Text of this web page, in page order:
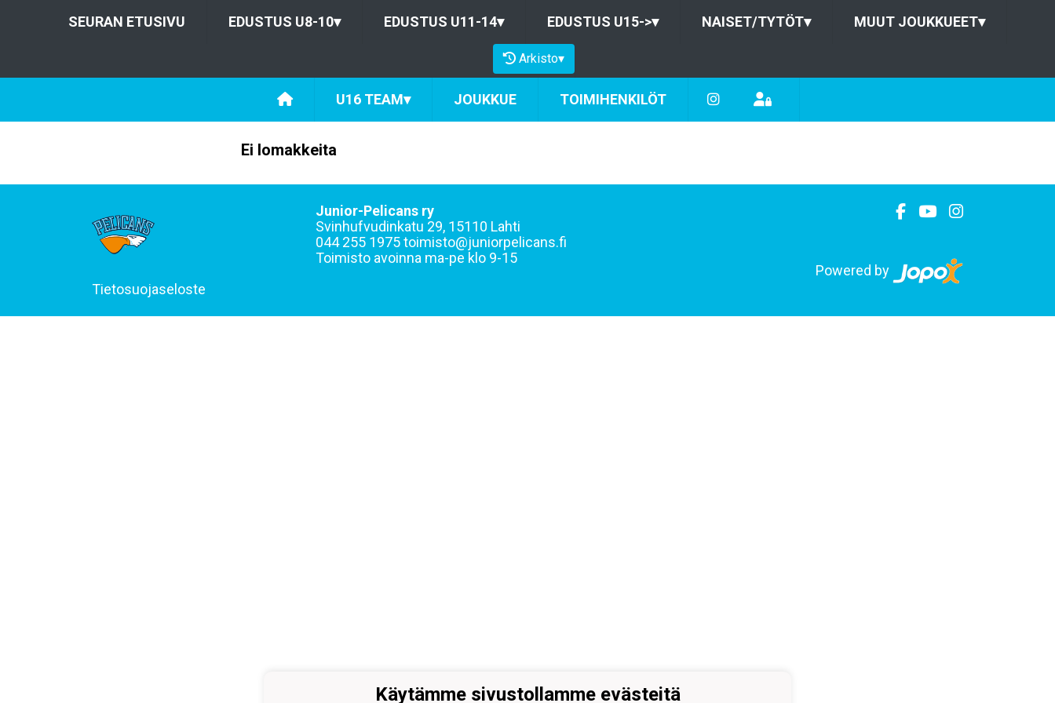
SEURAN ETUSIVU EDUSTUS U8-10▾ EDUSTUS U11-14▾ EDUSTUS U15->▾ NAISET/TYTÖT▾ MUUT JOUKKUEET▾
Arkisto▾
U16 TEAM▾ JOUKKUE TOIMIHENKILÖT
Ei lomakkeita
Tietosuojaseloste
Junior-Pelicans ry
Svinhufvudinkatu 29, 15110 Lahti
044 255 1975 toimisto@juniorpelicans.fi
Toimisto avoinna ma-pe klo 9-15
Powered by
Käytämme sivustollamme evästeitä